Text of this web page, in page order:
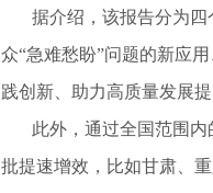
据介绍，该报告分为四
众“急难愁盼”问题的新应
践创新、助力高质量发展
此外，通过全国范围内
批提速增效，比如甘肃、